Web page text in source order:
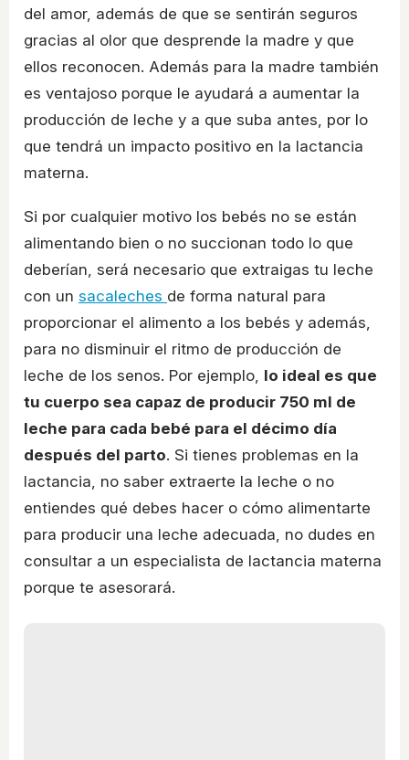
del amor, además de que se sentirán seguros
gracias al olor que desprende la madre y que
ellos reconocen. Además para la madre también
es ventajoso porque le ayudará a aumentar la
producción de leche y a que suba antes, por lo
que tendrá un impacto positivo en la lactancia
materna.
Si por cualquier motivo los bebés no se están
alimentando bien o no succionan todo lo que
deberían, será necesario que extraigas tu leche
con un sacaleches de forma natural para
proporcionar el alimento a los bebés y además,
para no disminuir el ritmo de producción de
leche de los senos. Por ejemplo, lo ideal es que
tu cuerpo sea capaz de producir 750 ml de
leche para cada bebé para el décimo día
después del parto. Si tienes problemas en la
lactancia, no saber extraerte la leche o no
entiendes qué debes hacer o cómo alimentarte
para producir una leche adecuada, no dudes en
consultar a un especialista de lactancia materna
porque te asesorará.